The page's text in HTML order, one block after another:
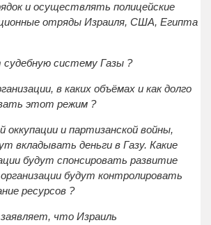
и осуществлять полицейские
отряды Израиля, США, Египта
судебную систему Газы ?
в каких объёмах и как долго
этот режим ?
оккупации и партизанской войны,
вкладывать деньги в Газу. Какие
будут спонсировать развитие
организации будут контролировать
ресурсов ?
что Израиль